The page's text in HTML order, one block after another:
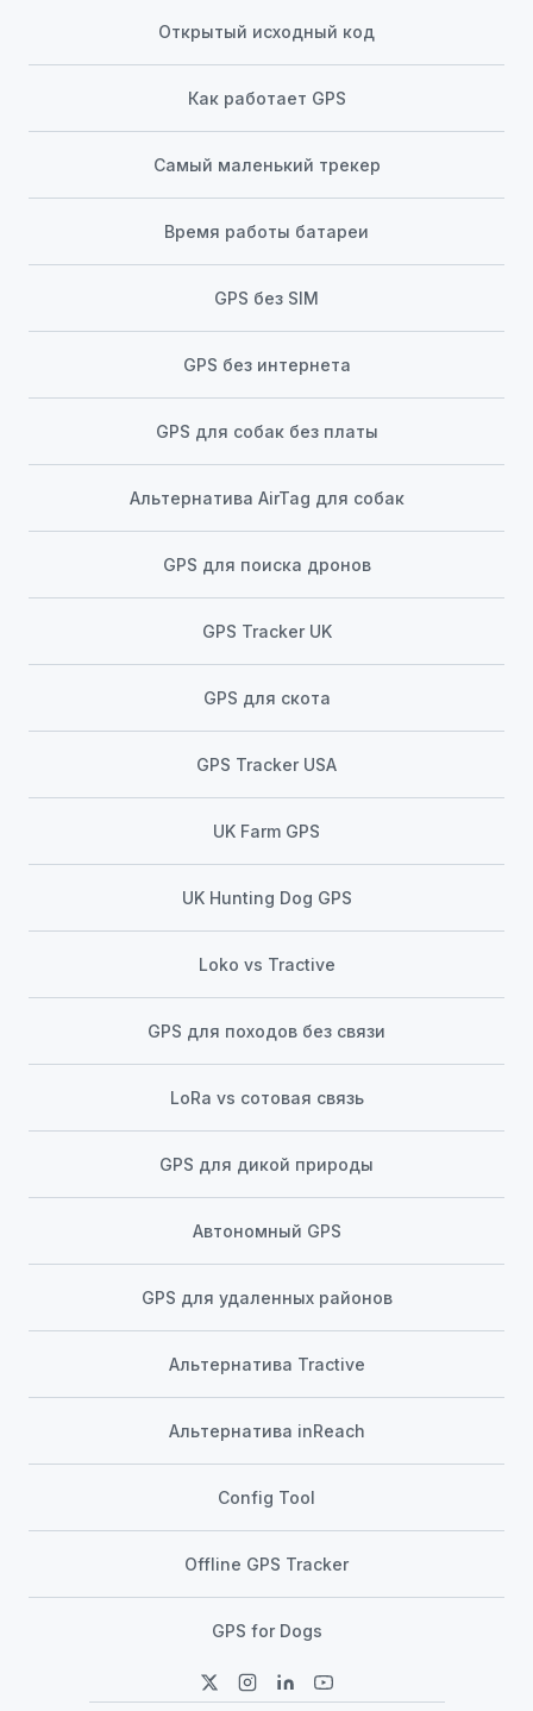
Открытый исходный код
Как работает GPS
Самый маленький трекер
Время работы батареи
GPS без SIM
GPS без интернета
GPS для собак без платы
Альтернатива AirTag для собак
GPS для поиска дронов
GPS Tracker UK
GPS для скота
GPS Tracker USA
UK Farm GPS
UK Hunting Dog GPS
Loko vs Tractive
GPS для походов без связи
LoRa vs сотовая связь
GPS для дикой природы
Автономный GPS
GPS для удаленных районов
Альтернатива Tractive
Альтернатива inReach
Config Tool
Offline GPS Tracker
GPS for Dogs